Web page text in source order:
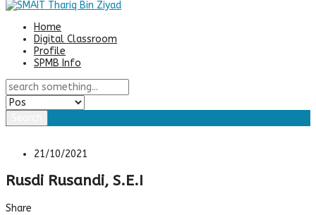
Home
Digital Classroom
Profile
SPMB Info
21/10/2021
Rusdi Rusandi, S.E.I
Share